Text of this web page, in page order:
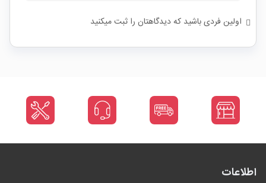
اولین فردی باشید که دیدگاهتان را ثبت میکنید
اطلاعات